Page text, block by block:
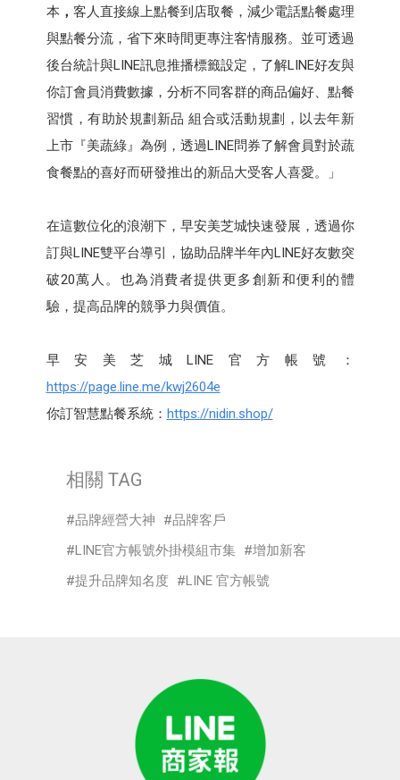
本 ， 客人直接線上點餐到店取餐，減少電話點餐處理
與點餐分流，省下來時間更專注客情服務。並可透過
後台統計與LINE訊息推播標籤設定，了解LINE好友與
你訂會員消費數據，分析不同客群的商品偏好、點餐
習慣，有助於規劃新品 組合或活動規劃，以去年新
上市『美蔬綠』為例，透過LINE問券了解會員對於蔬
食餐點的喜好而研發推出的新品大受客人喜愛。」
在這數位化的浪潮下，早安美芝城快速發展，透過你
訂與LINE雙平台導引，協助品牌半年內LINE好友數突
破20萬人。也為消費者提供更多創新和便利的體
驗，提高品牌的競爭力與價值。
早安美芝城LINE官方帳號：
https://page.line.me/kwj2604e
你訂智慧點餐系統： https://nidin.shop/
相關 TAG
品牌經營大神
品牌客戶
LINE官方帳號外掛模組市集
增加新客
提升品牌知名度
LINE 官方帳號